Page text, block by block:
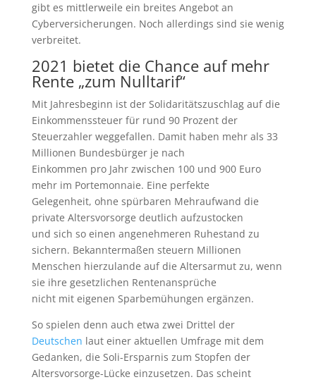
gibt es mittlerweile ein breites Angebot an
Cyberversicherungen. Noch allerdings sind sie wenig
verbreitet.
2021 bietet die Chance auf mehr
Rente „zum Nulltarif“
Mit Jahresbeginn ist der Solidaritätszuschlag auf die
Einkommenssteuer für rund 90 Prozent der
Steuerzahler weggefallen. Damit haben mehr als 33
Millionen Bundesbürger je nach
Einkommen pro Jahr zwischen 100 und 900 Euro
mehr im Portemonnaie. Eine perfekte
Gelegenheit, ohne spürbaren Mehraufwand die
private Altersvorsorge deutlich aufzustocken
und sich so einen angenehmeren Ruhestand zu
sichern. Bekanntermaßen steuern Millionen
Menschen hierzulande auf die Altersarmut zu, wenn
sie ihre gesetzlichen Rentenansprüche
nicht mit eigenen Sparbemühungen ergänzen.
So spielen denn auch etwa zwei Drittel der
Deutschen laut einer aktuellen Umfrage mit dem
Gedanken, die Soli-Ersparnis zum Stopfen der
Altersvorsorge-Lücke einzusetzen. Das scheint